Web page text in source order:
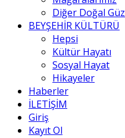
Diğer Doğal
BEYŞEHİR KÜLTÜRÜ
Hepsi
Kültür Hayatı
Sosyal Hayat
Hikayeler
Haberler
İLETİŞİM
Giriş
Kayıt Ol